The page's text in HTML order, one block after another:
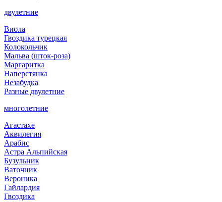
двулетние
Виола
Гвоздика турецкая
Колокольчик
Мальва (шток-роза)
Маргаритка
Наперстянка
Незабудка
Разные двулетние
многолетние
Агастахе
Аквилегия
Арабис
Астра Альпийская
Бузульник
Ваточник
Вероника
Гайлардия
Гвоздика